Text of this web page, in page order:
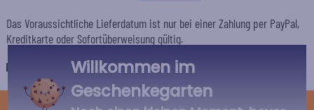
Das Voraussichtliche Lieferdatum ist nur bei einer Zahlung per PayPal,
Kreditkarte oder Sofortüberweisung gültig.
Deutschland
STANDARD
Willkommen im
Geschenkegarten